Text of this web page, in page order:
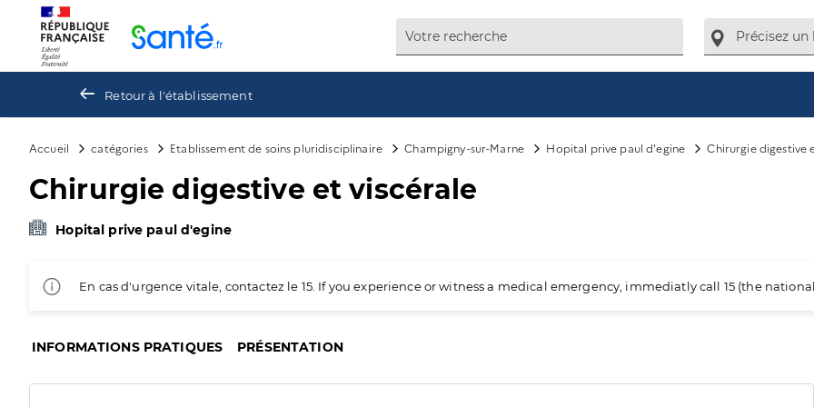
Retour à l'établissement
Accueil catégories Etablissement de soins pluridisciplinaire Champigny-sur-Marne Hopital prive paul d'egine Chirurgie digestive
Chirurgie digestive et viscérale
Hopital prive paul d'egine
En cas d'urgence vitale, contactez le 15. If you experience or witness a medical emergency, immediatly call 15 (the
INFORMATIONS PRATIQUES PRÉSENTATION
Panneau de gestion des cookies